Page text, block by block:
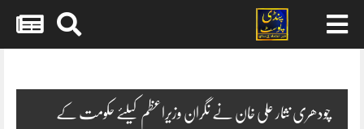
چودھری نثار علی خان نے نگران وزیراعظم کیلئے حکومت کے